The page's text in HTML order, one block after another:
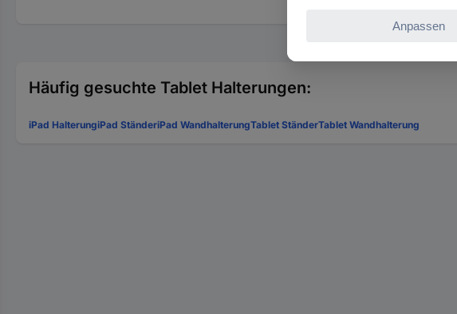
Häufig gesuchte Tablet Halterungen:
iPad HalterungiPad StänderiPad WandhalterungTablet StänderTablet Wandhalterung